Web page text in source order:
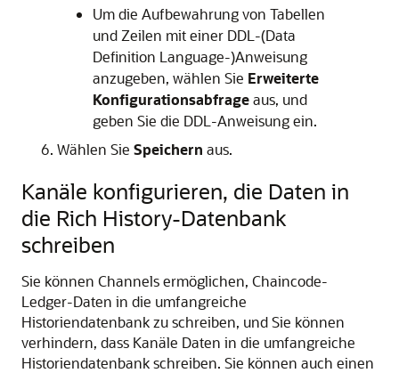
Um die Aufbewahrung von Tabellen
und Zeilen mit einer DDL-(Data
Definition Language-)Anweisung
anzugeben, wählen Sie Erweiterte
Konfigurationsabfrageaus, und
geben Sie die DDL-Anweisung ein.
Wählen Sie Speichern aus.
Kanäle konfigurieren, die Daten in
die Rich History-Datenbank
schreiben
Sie können Channels ermöglichen, Chaincode-
Ledger-Daten in die umfangreiche
Historiendatenbank zu schreiben, und Sie können
verhindern, dass Kanäle Daten in die umfangreiche
Historiendatenbank schreiben. Sie können auch einen